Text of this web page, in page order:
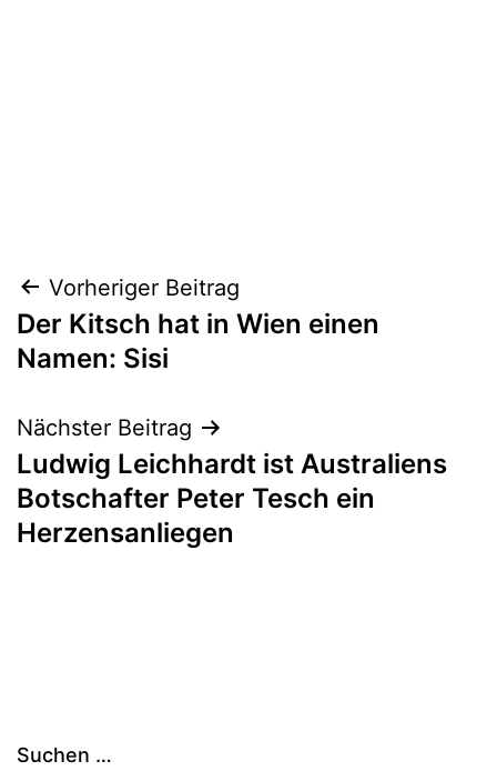
Beitragsnavigation
Vorheriger Beitrag
Der Kitsch hat in Wien einen
Namen: Sisi
Nächster Beitrag
Ludwig Leichhardt ist Australiens
Botschafter Peter Tesch ein
Herzensanliegen
Suchen …